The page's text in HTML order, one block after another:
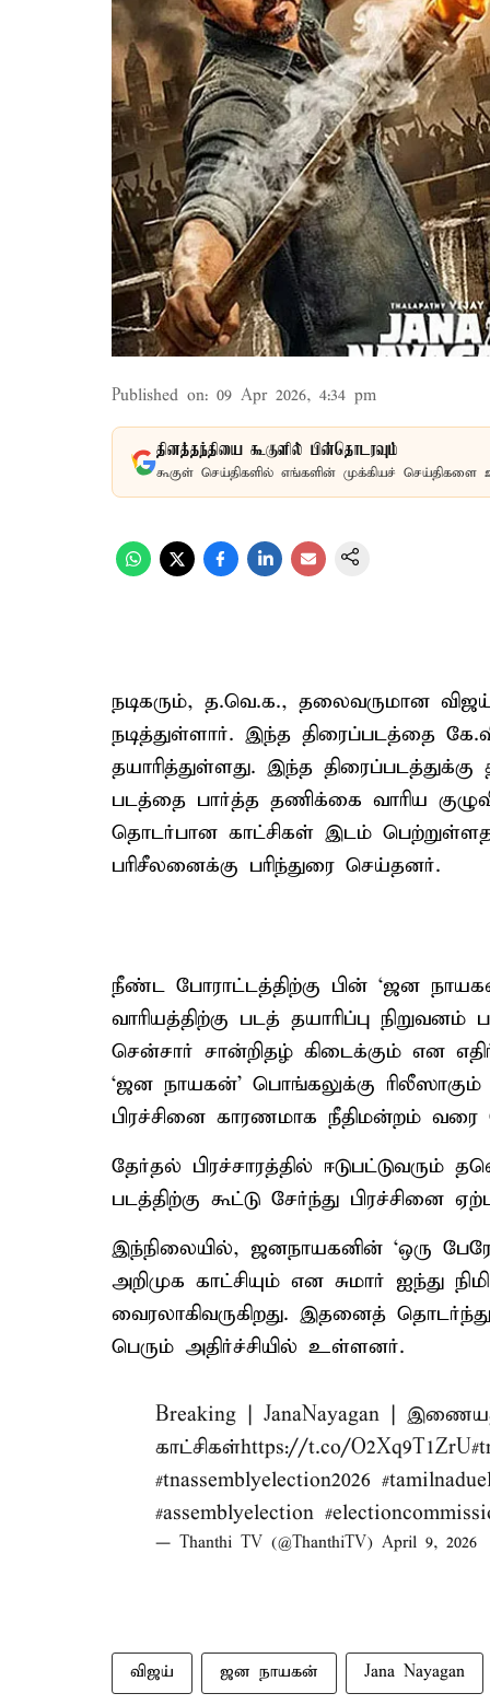
Published on: 09 Apr 2026, 4:34 pm
தினத்தந்தியை கூகுளில் பின்தொடரவும்
கூகுள் செய்திகளில் எங்களின் முக்கியச் செய்திகளை
நடிகரும், த.வெ.க., தலைவருமான
நடித்துள்ளார். இந்த திரைப்படத்தை
தயாரித்துள்ளது. இந்த
படத்தை பார்த்த தணிக்கை வாரிய
தொடர்பான காட்சிகள் இடம்
பரிசீலனைக்கு பரிந்துரை செய்தனர்.
நீண்ட போராட்டத்திற்கு பின் ‘ஜன
வாரியத்திற்கு படத் தயாரிப்பு
சென்சார் சான்றிதழ் கிடைக்கும் என
‘ஜன நாயகன்’ பொங்கலுக்கு
பிரச்சினை காரணமாக நீதிமன்றம்
தேர்தல் பிரச்சாரத்தில்
படத்திற்கு கூட்டு சேர்ந்து பிரச்சினை
இந்நிலையில், ஜனநாயகனின் ‘ஒரு
அறிமுக காட்சியும் என சுமார் ஐந்து
வைரலாகிவருகிறது. இதனைத் தொடர்ந்து
பெரும் அதிர்ச்சியில் உள்ளனர்.
Breaking | JanaNayagan |
காட்சிகள்https://t.co/O2Xq9T1ZrU
#tnassemblyelection2026
#assemblyelection
— Thanthi TV (@ThanthiTV) April 9, 2026
விஜய் ஜன நாயகன் Jana Nayagan